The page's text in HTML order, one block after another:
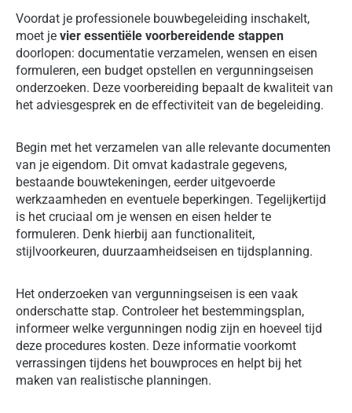
Voordat je professionele bouwbegeleiding inschakelt,
moet je vier essentiële voorbereidende stappen
doorlopen: documentatie verzamelen, wensen en eisen
formuleren, een budget opstellen en vergunningseisen
onderzoeken. Deze voorbereiding bepaalt de kwaliteit van
het adviesgesprek en de effectiviteit van de begeleiding.
Begin met het verzamelen van alle relevante documenten
van je eigendom. Dit omvat kadastrale gegevens,
bestaande bouwtekeningen, eerder uitgevoerde
werkzaamheden en eventuele beperkingen. Tegelijkertijd
is het cruciaal om je wensen en eisen helder te
formuleren. Denk hierbij aan functionaliteit,
stijlvoorkeuren, duurzaamheidseisen en tijdsplanning.
Het onderzoeken van vergunningseisen is een vaak
onderschatte stap. Controleer het bestemmingsplan,
informeer welke vergunningen nodig zijn en hoeveel tijd
deze procedures kosten. Deze informatie voorkomt
verrassingen tijdens het bouwproces en helpt bij het
maken van realistische planningen.